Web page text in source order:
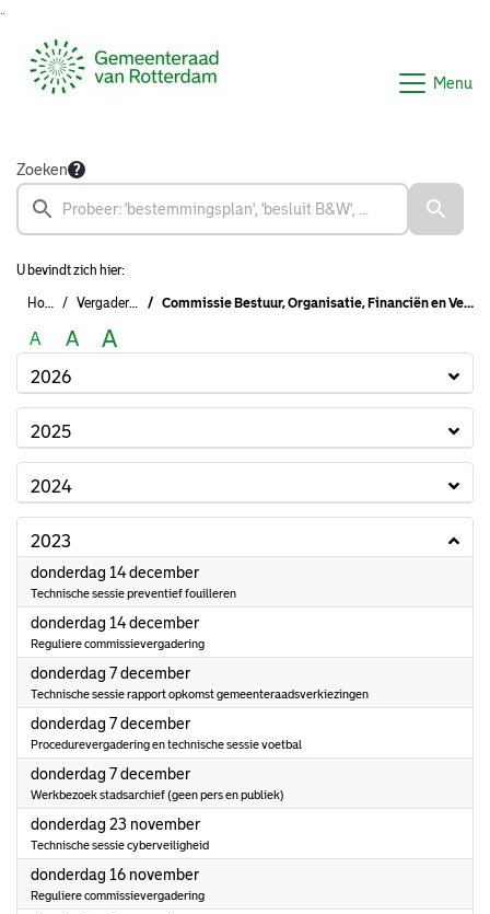
Menu
Zoeken
U bevindt zich hier:
Home Vergaderingen Commissie Bestuur, Organisatie, Financiën en Veiligheid (2022 - 2026)
A A A
2026
2025
2024
2023
donderdag 14 december2023
Technische sessie preventief fouilleren
donderdag 14 december2023
Reguliere commissievergadering
donderdag 7 december2023
Technische sessie rapport opkomst gemeenteraadsverkiezingen
donderdag 7 december2023
Procedurevergadering en technische sessie voetbal
donderdag 7 december2023
Werkbezoek stadsarchief (geen pers en publiek)
donderdag 23 november2023
Technische sessie cyberveiligheid
donderdag 16 november2023
Reguliere commissievergadering